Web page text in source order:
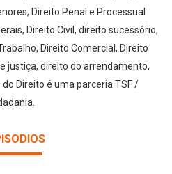
Direito Penal e Processual
Direito Civil, direito sucessório,
Direito Comercial, Direito
justiça, direito do arrendamento,
Direito é uma parceria TSF /